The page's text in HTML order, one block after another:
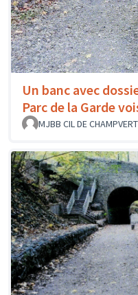
Un banc avec
Parc de la Garde
MJBB CIL DE CHAMPVERT